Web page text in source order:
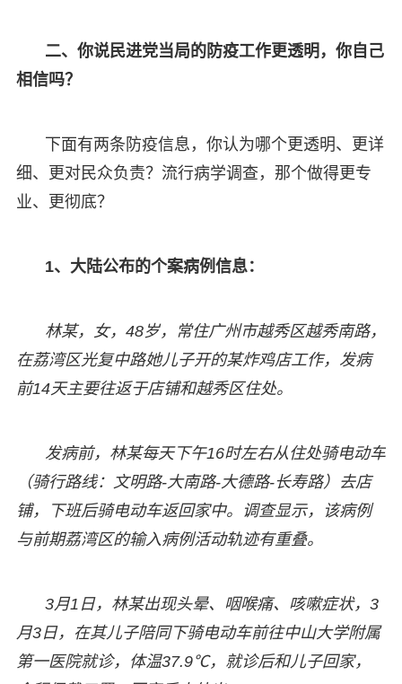
二、你说民进党当局的防疫工作更透明，你自己
相信吗？
下面有两条防疫信息，你认为哪个更透明、更详
细、更对民众负责？流行病学调查，那个做得更专
业、更彻底？
1、大陆公布的个案病例信息：
林某，女，48岁，常住广州市越秀区越秀南路，
在荔湾区光复中路她儿子开的某炸鸡店工作，发病
前14天主要往返于店铺和越秀区住处。
发病前，林某每天下午16时左右从住处骑电动车
（骑行路线：文明路-大南路-大德路-长寿路）去店
铺，下班后骑电动车返回家中。调查显示，该病例
与前期荔湾区的输入病例活动轨迹有重叠。
3月1日，林某出现头晕、咽喉痛、咳嗽症状，3
月3日，在其儿子陪同下骑电动车前往中山大学附属
第一医院就诊，体温37.9℃，就诊后和儿子回家，